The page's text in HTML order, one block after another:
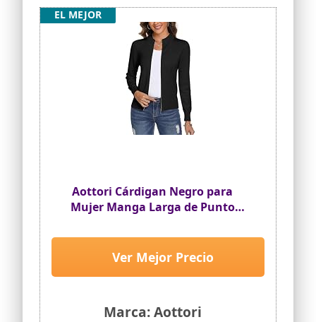
Aottori Cárdigan Negro para
Mujer Manga Larga de Punto
Cremallera Chaqueta Outwear
Negro M
Marca: Aottori
Ver Mejor Precio
EL MEJOR